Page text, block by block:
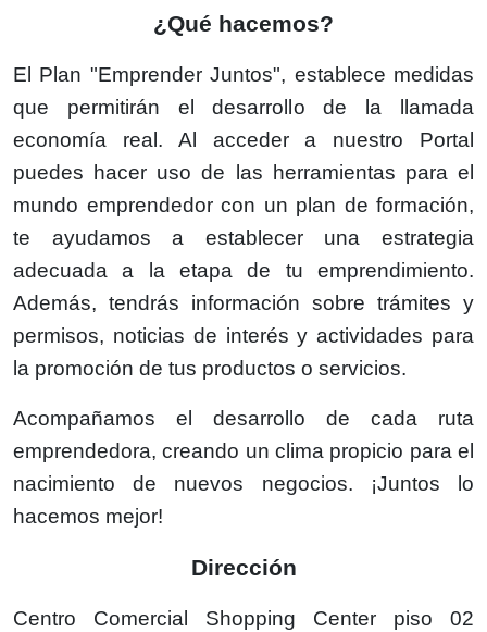
¿Qué hacemos?
El Plan "Emprender Juntos", establece medidas
que permitirán el desarrollo de la llamada
economía real. Al acceder a nuestro Portal
puedes hacer uso de las herramientas para el
mundo emprendedor con un plan de formación,
te ayudamos a establecer una estrategia
adecuada a la etapa de tu emprendimiento.
Además, tendrás información sobre trámites y
permisos, noticias de interés y actividades para
la promoción de tus productos o servicios.
Acompañamos el desarrollo de cada ruta
emprendedora, creando un clima propicio para el
nacimiento de nuevos negocios. ¡Juntos lo
hacemos mejor!
Dirección
Centro Comercial Shopping Center piso 02